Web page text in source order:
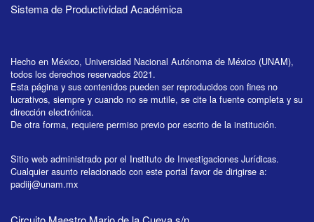
Sistema de Productividad Académica
Hecho en México, Universidad Nacional Autónoma de México (UNAM),
todos los derechos reservados 2021.
Esta página y sus contenidos pueden ser reproducidos con fines no
lucrativos, siempre y cuando no se mutile, se cite la fuente completa y su
dirección electrónica.
De otra forma, requiere permiso previo por escrito de la institución.
Sitio web administrado por el Instituto de Investigaciones Jurídicas.
Cualquier asunto relacionado con este portal favor de dirigirse a:
padiij@unam.mx